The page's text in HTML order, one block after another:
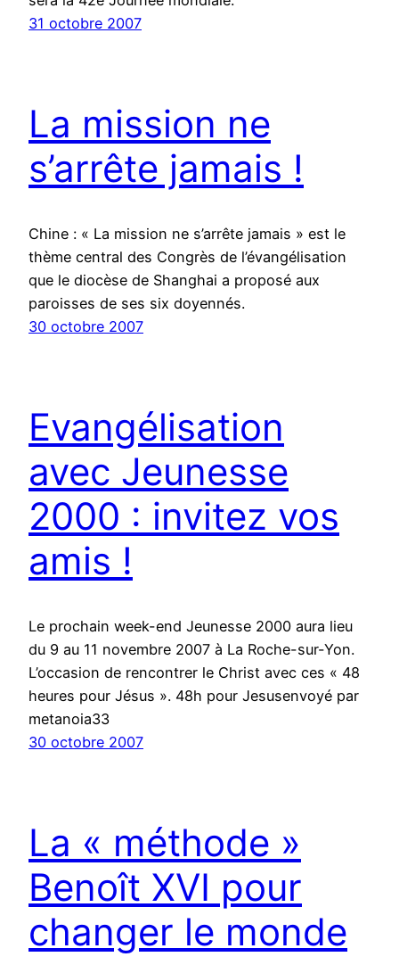
31 octobre 2007
La mission ne
s’arrête jamais !
Chine : « La mission ne s’arrête jamais » est le
thème central des Congrès de l’évangélisation
que le diocèse de Shanghai a proposé aux
paroisses de ses six doyennés.
30 octobre 2007
Evangélisation
avec Jeunesse
2000 : invitez vos
amis !
Le prochain week-end Jeunesse 2000 aura lieu
du 9 au 11 novembre 2007 à La Roche-sur-Yon.
L’occasion de rencontrer le Christ avec ces « 48
heures pour Jésus ». 48h pour Jesusenvoyé par
metanoia33
30 octobre 2007
La « méthode »
Benoît XVI pour
changer le monde